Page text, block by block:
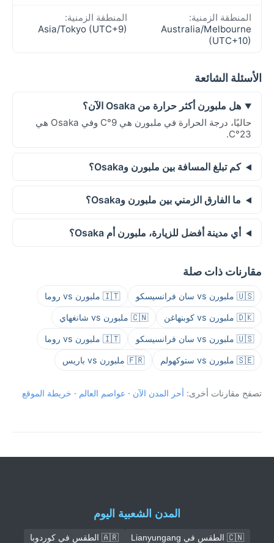
المنطقة الزمنية:
Australia/Melbourne
(UTC+10)
المنطقة الزمنية:
Asia/Tokyo (UTC+9)
الأسئلة الشائعة
هل ملبورن أكثر حرارة من Osaka الآن؟
حاليًا، درجة الحرارة في ملبورن هي 9°C وفي Osaka هي
23°C.
كم تبلغ المسافة بين ملبورن وOsaka؟
ما الفارق الزمني بين ملبورن وOsaka؟
أي مدينة أفضل للزيارة، ملبورن أم Osaka؟
مقارنات ذات صلة
🇺🇸 ملبورن vs سان فرانسيسكو 🇮🇹 ملبورن vs روما
🇩🇰 ملبورن vs كوبنهاغن 🇨🇳 ملبورن vs شانغهاي
🇺🇸 ملبورن vs سان فرانسيسكو 🇮🇹 ملبورن vs روما
🇸🇪 ملبورن vs ستوكهولم 🇫🇷 ملبورن vs باريس
تصفح مقارنات أخرى: أحر المدن الآن · عواصم العالم · خريطة الموقع
المدن الشعبية اليوم
🇨🇳 الطقس في Lianyungang
🇦🇷 الطقس في كوردوبا